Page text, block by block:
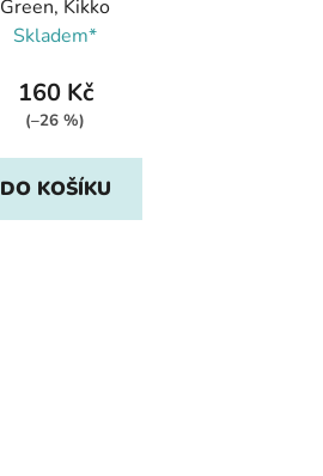
Green, Kikko
Skladem*
160 Kč
(–26 %)
DO KOŠÍKU